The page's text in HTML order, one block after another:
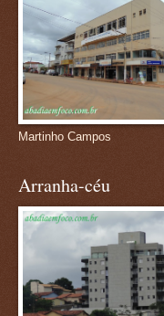
Martinho Campos
Arranha-céu